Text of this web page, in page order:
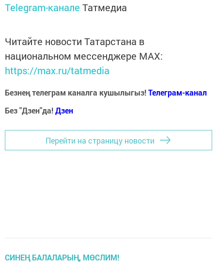
Telegram-канале Татмедиа
Читайте новости Татарстана в
национальном мессенджере MАХ:
https://max.ru/tatmedia
Безнең телеграм каналга кушылыгыз!Телеграм-канал
Без "Дзен"да!Дзен
Перейти на страницу новости
СИНЕҢ БАЛАЛАРЫҢ, МӨСЛИМ!